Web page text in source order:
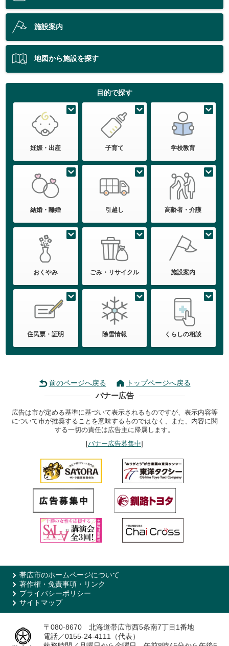
施設案内
地図から施設を探す
目的で探す
妊娠・出産 子育て 学校教育
結婚・離婚 引越し 高齢者・介護
おくやみ ごみ・リサイクル 施設案内
住民票・証明 除雪情報 くらしの相談
前のページへ戻る トップページへ戻る
バナー広告
広告は市が定める基準に基づいて表示されるものですが、表示内容等
について市が推奨することを意味するものではなく、また、内容に関
する一切の責任は広告主に帰属します。
[バナー広告募集中]
帯広市のホームページについて
著作権・免責事項・リンク
プライバシーポリシー
サイトマップ
〒080-8670 北海道帯広市西5条南7丁目1番地
電話／0155-24-4111（代表）